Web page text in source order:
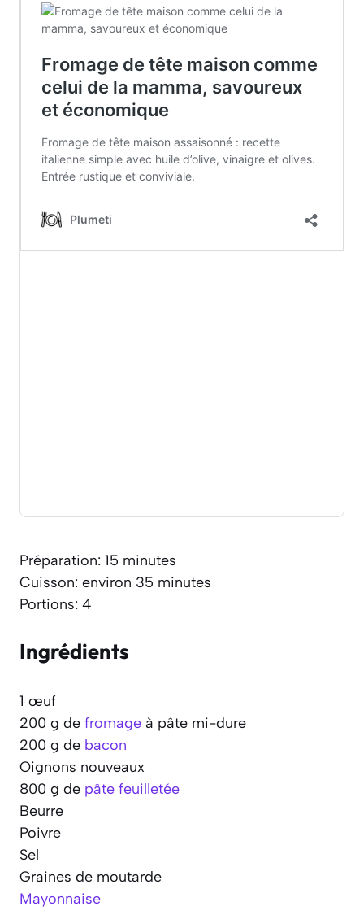
Préparation: 15 minutes
Cuisson: environ 35 minutes
Portions: 4
Ingrédients
1 œuf
200 g de fromage à pâte mi-dure
200 g de bacon
Oignons nouveaux
800 g de pâte feuilletée
Beurre
Poivre
Sel
Graines de moutarde
Mayonnaise